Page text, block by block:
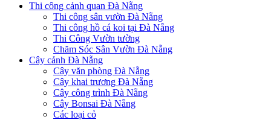
Thi công cảnh quan Đà Nẵng
Thi công sân vườn Đà Nẵng
Thi công hồ cá koi tại Đà Nẵng
Thi Công Vườn tường
Chăm Sóc Sân Vườn Đà Nẵng
Cây cảnh Đà Nẵng
Cây văn phòng Đà Nẵng
Cây khai trương Đà Nẵng
Cây công trình Đà Nẵng
Cây Bonsai Đà Nẵng
Các loại cỏ